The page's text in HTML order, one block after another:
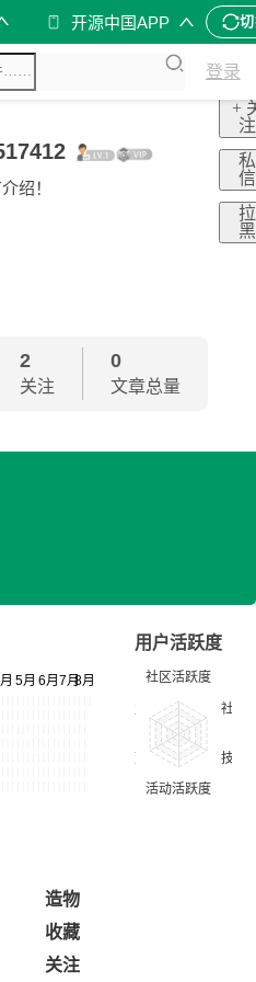
开源中国APP
登录
绍！
+
注
私
信
拉
黑
2
关注
0
文章总量
用户活跃度
造物
收藏
关注